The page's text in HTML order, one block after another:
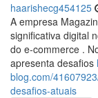
haarishecg454125
A empresa
significativa digital
do e-commerce .
apresenta desafios
blog.com/
desafios-atuais